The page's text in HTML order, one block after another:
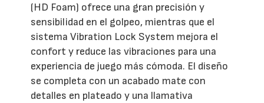
(HD Foam) ofrece una gran precisión y
sensibilidad en el golpeo, mientras que el
sistema Vibration Lock System mejora el
confort y reduce las vibraciones para una
experiencia de juego más cómoda. El diseño
se completa con un acabado mate con
detalles en plateado y una llamativa